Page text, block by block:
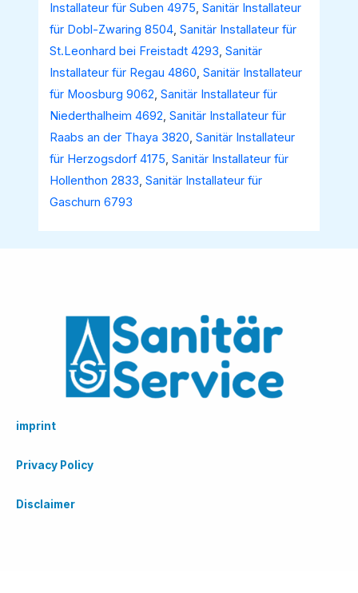
Installateur für Suben 4975,Sanitär Installateur
für Dobl-Zwaring 8504,Sanitär Installateur für
St.Leonhard bei Freistadt 4293,Sanitär
Installateur für Regau 4860,Sanitär Installateur
für Moosburg 9062,Sanitär Installateur für
Niederthalheim 4692,Sanitär Installateur für
Raabs an der Thaya 3820,Sanitär Installateur
für Herzogsdorf 4175,Sanitär Installateur für
Hollenthon 2833,Sanitär Installateur für
Gaschurn 6793
imprint
Privacy Policy
Disclaimer